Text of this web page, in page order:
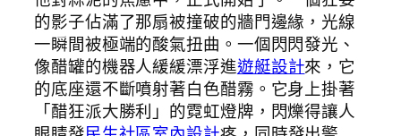
的影子佔滿了那扇被撞破的牆門邊緣，光線
一瞬間被極端的酸氣扭曲。一個閃閃發光、
像醋罐的機器人緩緩漂浮進遊艇設計來，它
的底座還不斷噴射著白色醋霧。它身上掛著
「醋狂派大勝利」的霓虹燈牌，閃爍得讓人